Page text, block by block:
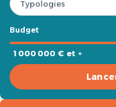
Budget
1 000 000 € et +